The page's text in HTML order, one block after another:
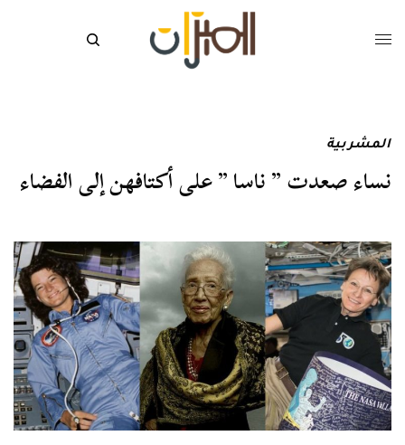
المشربية
نساء صعدت ” ناسا ” على أكتافهن إلى الفضاء